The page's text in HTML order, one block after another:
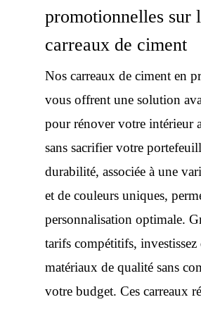
promotionnelles sur
carreaux de ciment
Nos carreaux de ciment en
vous offrent une solution
pour rénover votre intérieur
sans sacrifier votre
durabilité, associée à une
et de couleurs uniques,
personnalisation optimale.
tarifs compétitifs, investissez
matériaux de qualité sans
votre budget. Ces carreaux